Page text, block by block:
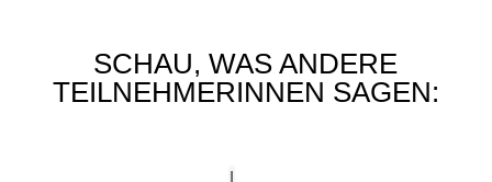
SCHAU, WAS ANDERE
TEILNEHMERINNEN SAGEN: